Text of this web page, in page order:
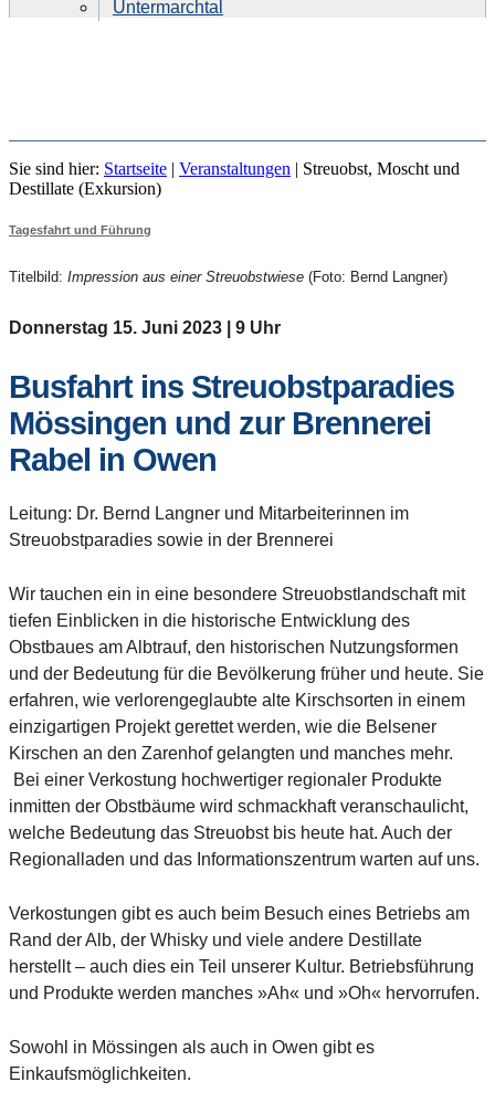
Untermarchtal
STREUOBST, MOSCHT UND
DESTILLATE (EXKURSION)
Sie sind hier: Startseite | Veranstaltungen | Streuobst, Moscht und
Destillate (Exkursion)
Tagesfahrt und Führung
Titelbild: Impression aus einer Streuobstwiese (Foto: Bernd Langner)
Donnerstag 15. Juni 2023 | 9 Uhr
Busfahrt ins Streuobstparadies
Mössingen und zur Brennerei
Rabel in Owen
Leitung: Dr. Bernd Langner und Mitarbeiterinnen im
Streuobstparadies sowie in der Brennerei
Wir tauchen ein in eine besondere Streuobstlandschaft mit
tiefen Einblicken in die historische Entwicklung des
Obstbaues am Albtrauf, den historischen Nutzungsformen
und der Bedeutung für die Bevölkerung früher und heute. Sie
erfahren, wie verlorengeglaubte alte Kirschsorten in einem
einzigartigen Projekt gerettet werden, wie die Belsener
Kirschen an den Zarenhof gelangten und manches mehr.
Bei einer Verkostung hochwertiger regionaler Produkte
inmitten der Obstbäume wird schmackhaft veranschaulicht,
welche Bedeutung das Streuobst bis heute hat. Auch der
Regionalladen und das Informationszentrum warten auf uns.
Verkostungen gibt es auch beim Besuch eines Betriebs am
Rand der Alb, der Whisky und viele andere Destillate
herstellt – auch dies ein Teil unserer Kultur. Betriebsführung
und Produkte werden manches »Ah« und »Oh« hervorrufen.
Sowohl in Mössingen als auch in Owen gibt es
Einkaufsmöglichkeiten.